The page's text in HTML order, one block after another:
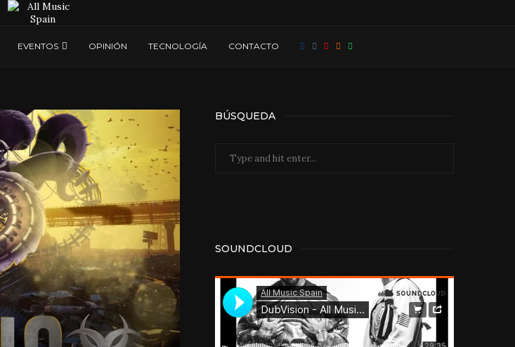
EVENTOS OPINIÓN TECNOLOGÍA CONTACTO
BÚSQUEDA
SOUNDCLOUD